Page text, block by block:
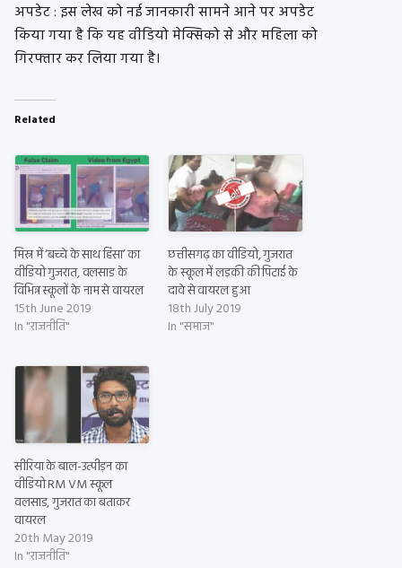
अपडेट : इस लेख को नई जानकारी सामने आने पर अपडेट
किया गया है कि यह वीडियो मेक्सिको से और महिला को
गिरफ्तार कर लिया गया है।
Related
मिस्र में ‘बच्चे के साथ हिंसा’ का
वीडियो गुजरात, वलसाड के
विभिन्न स्कूलों के नाम से वायरल
15th June 2019
In "राजनीति"
छत्तीसगढ़ का वीडियो, गुजरात
के स्कूल में लड़की की पिटाई के
दावे से वायरल हुआ
18th July 2019
In "समाज"
सीरिया के बाल-उत्पीड़न का
वीडियो RM VM स्कूल
वलसाड, गुजरात का बताकर
वायरल
20th May 2019
In "राजनीति"